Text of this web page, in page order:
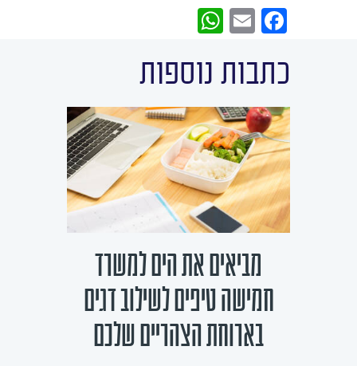
F
c
b
o
o
k
E
ail
at
A
p
p
כתבות נוספות
מביאים את הים למשרד
חמישה טיפים לשילוב דגים
בארוחת הצהריים שלכם